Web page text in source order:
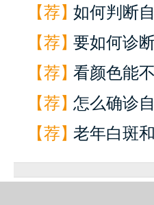
【荐】如何判断
【荐】要如何诊
【荐】看颜色能
【荐】怎么确诊
【荐】老年白斑